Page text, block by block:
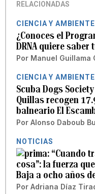
RELACIONADAS
CIENCIA Y AMBIENTE
¿Conoces el
DRNA quiere saber
Por Manuel Guillama
CIENCIA Y AMBIENTE
Scuba Dogs
Quillas recogen
balneario El
Por Alonso Daboub
NOTICIAS
“Cuando
cosa”: la fuerza
Baja a ocho años
Por Adriana Díaz